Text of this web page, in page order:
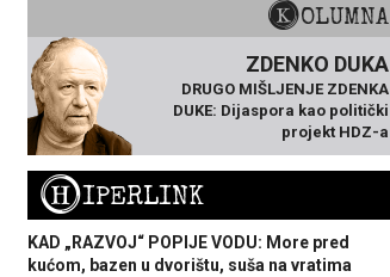
KOLUMNA
ZDENKO DUKA
DRUGO MIŠLJENJE ZDENKA
DUKE: Dijaspora kao politički
projekt HDZ-a
HIPERLINK
KAD „RAZVOJ“ POPIJE VODU: More pred
kućom, bazen u dvorištu, suša na vratima